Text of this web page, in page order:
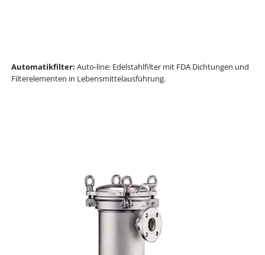
Automatikfilter: Auto-line: Edelstahlfilter mit FDA Dichtungen und
Filterelementen in Lebensmittelausführung.